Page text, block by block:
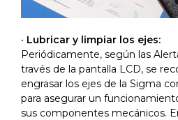
· Lubricar y limpiar los ejes:
Periódicamente, según las
través de la pantalla LCD, se
engrasar los ejes de la Sigma
para asegurar un
sus componentes mecánicos.